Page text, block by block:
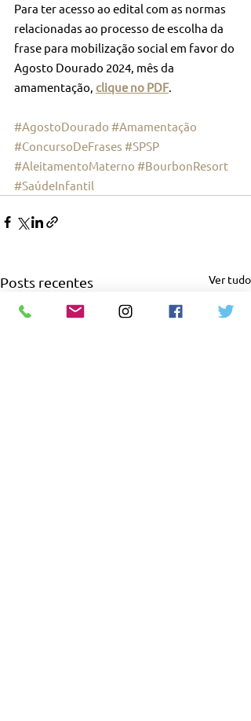
Para ter acesso ao edital com as normas
relacionadas ao processo de escolha da
frase para mobilização social em favor do
Agosto Dourado 2024, mês da
amamentação, clique no PDF.
#AgostoDourado #Amamentação
#ConcursoDeFrases #SPSP
#AleitamentoMaterno #BourbonResort
#SaúdeInfantil
Posts recentes Ver tudo